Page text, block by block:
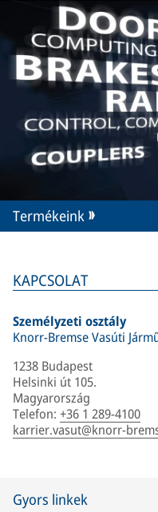
KAPCSOLAT
Személyzeti osztály
Knorr-Bremse Vasúti
1238 Budapest
Helsinki út 105.
Magyarország
Telefon: +36 1 289-4100
karrier.vasut@knorr-
Termékeink
Gyors linkek